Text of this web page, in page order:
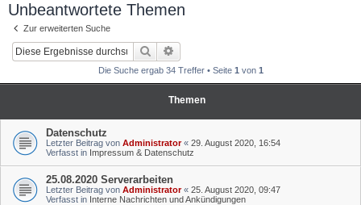
Unbeantwortete Themen
Zur erweiterten Suche
Suche
Die Suche ergab 34 Treffer • Seite 1 von 1
Themen
Datenschutz
Letzter Beitrag von Administrator« 29. August 2020, 16:54
Verfasst in Impressum & Datenschutz
25.08.2020 Serverarbeiten
Letzter Beitrag von Administrator« 25. August 2020, 09:47
Verfasst in Interne Nachrichten und Ankündigungen